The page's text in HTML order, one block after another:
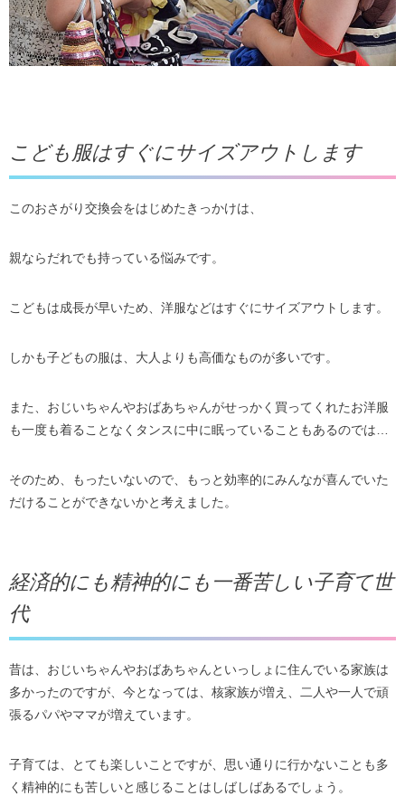
こども服はすぐにサイズアウトします
このおさがり交換会をはじめたきっかけは、
親ならだれでも持っている悩みです。
こどもは成長が早いため、洋服などはすぐにサイズアウトします。
しかも子どもの服は、大人よりも高価なものが多いです。
また、おじいちゃんやおばあちゃんがせっかく買ってくれたお洋服
も一度も着ることなくタンスに中に眠っていることもあるのでは…
そのため、もったいないので、もっと効率的にみんなが喜んでいた
だけることができないかと考えました。
経済的にも精神的にも一番苦しい子育て世
代
昔は、おじいちゃんやおばあちゃんといっしょに住んでいる家族は
多かったのですが、今となっては、核家族が増え、二人や一人で頑
張るパパやママが増えています。
子育ては、とても楽しいことですが、思い通りに行かないことも多
く精神的にも苦しいと感じることはしばしばあるでしょう。